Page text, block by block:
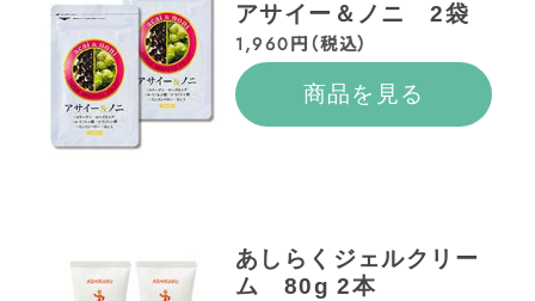
アサイー＆ノニ 2袋
1,960円（税込）
商品を見る
あしらくジェルクリー
ム 80g 2本